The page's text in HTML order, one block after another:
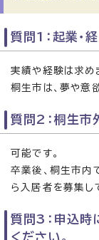
質問1：起業・
実績や経験は求め
桐生市は、夢や意
質問2：桐生市
可能です。
卒業後、桐生市内
ら入居者を募集し
質問3：申込時
ください。